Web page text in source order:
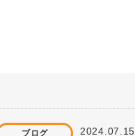
ブログ 2024.07.15